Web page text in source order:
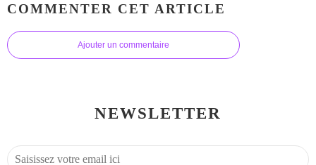
COMMENTER CET ARTICLE
Ajouter un commentaire
NEWSLETTER